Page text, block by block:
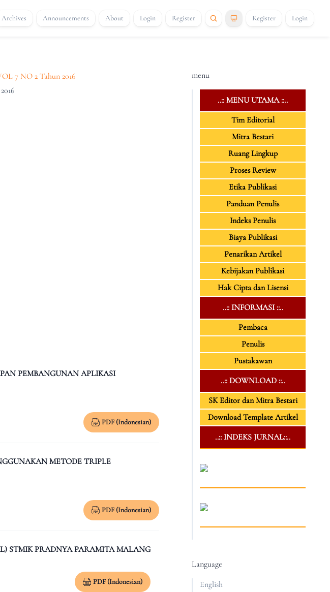
Archives Announcements About Login Register Register Login
7 NO 2 Tahun 2016
PEMBANGUNAN APLIKASI
PDF (Indonesian)
METODE TRIPLE
PDF (Indonesian)
STMIK PRADNYA PARAMITA MALANG
PDF (Indonesian)
menu
..:: MENU UTAMA ::..
Tim Editorial
Mitra Bestari
Ruang Lingkup
Proses Review
Etika Publikasi
Panduan Penulis
Indeks Penulis
Biaya Publikasi
Penarikan Artikel
Kebijakan Publikasi
Hak Cipta dan Lisensi
..:: INFORMASI ::..
Pembaca
Penulis
Pustakawan
..:: DOWNLOAD ::..
SK Editor dan Mitra Bestari
Download Template Artikel
..:: INDEKS JURNAL::..
Language
English